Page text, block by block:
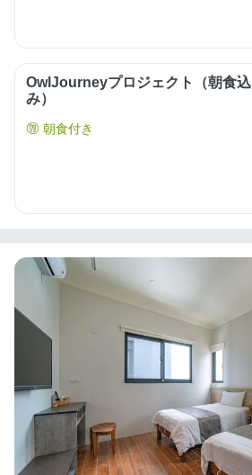
OwlJourneyプロジェクト（朝食込
み）
朝食付き